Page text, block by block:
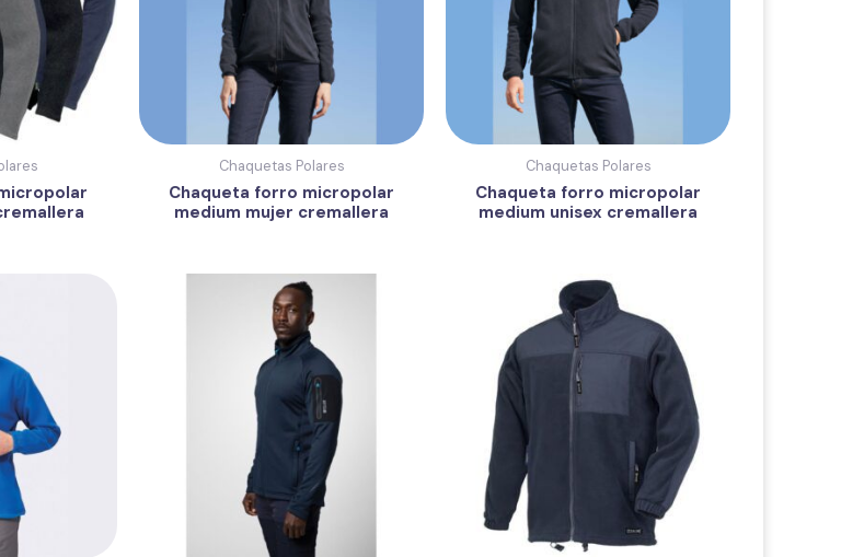
Chaquetas Polares
Chaqueta forro micropolar
medium mujer cremallera
Chaquetas Polares
Chaqueta forro micropolar
medium unisex cremallera